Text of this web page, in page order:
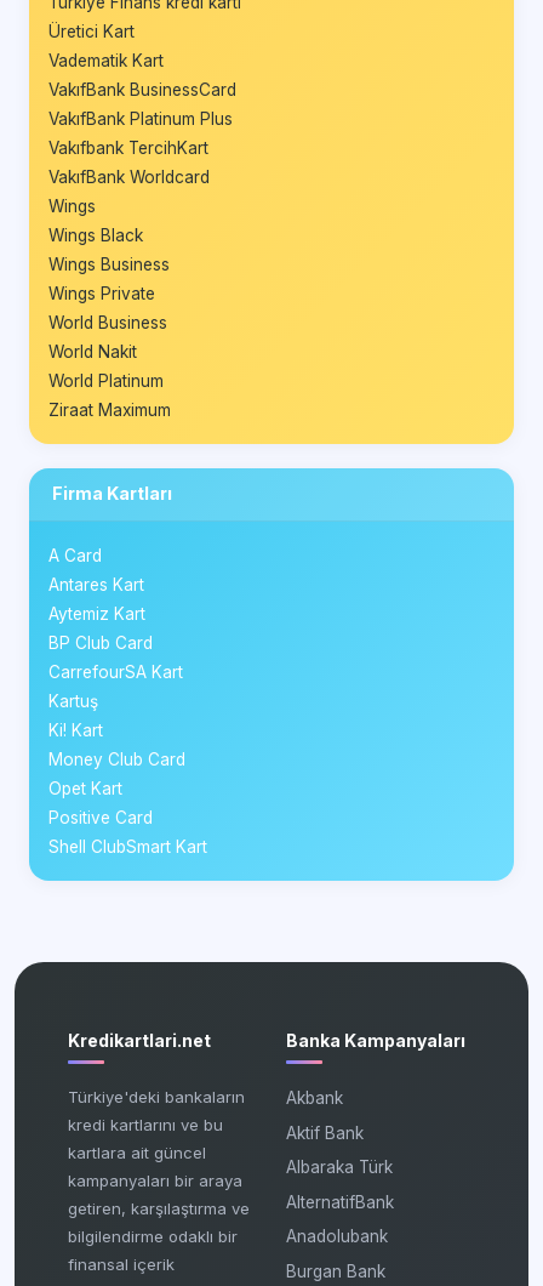
Üretici Kart
Vadematik Kart
VakıfBank BusinessCard
VakıfBank Platinum Plus
Vakıfbank TercihKart
VakıfBank Worldcard
Wings
Wings Black
Wings Business
Wings Private
World Business
World Nakit
World Platinum
Ziraat Maximum
Firma Kartları
A Card
Antares Kart
Aytemiz Kart
BP Club Card
CarrefourSA Kart
Kartuş
Ki! Kart
Money Club Card
Opet Kart
Positive Card
Shell ClubSmart Kart
Kredikartlari.net
Türkiye'deki bankaların
kredi kartlarını ve bu
kartlara ait güncel
kampanyaları bir araya
getiren, karşılaştırma ve
bilgilendirme odaklı bir
finansal içerik
Banka Kampanyaları
Akbank
Aktif Bank
Albaraka Türk
AlternatifBank
Anadolubank
Burgan Bank